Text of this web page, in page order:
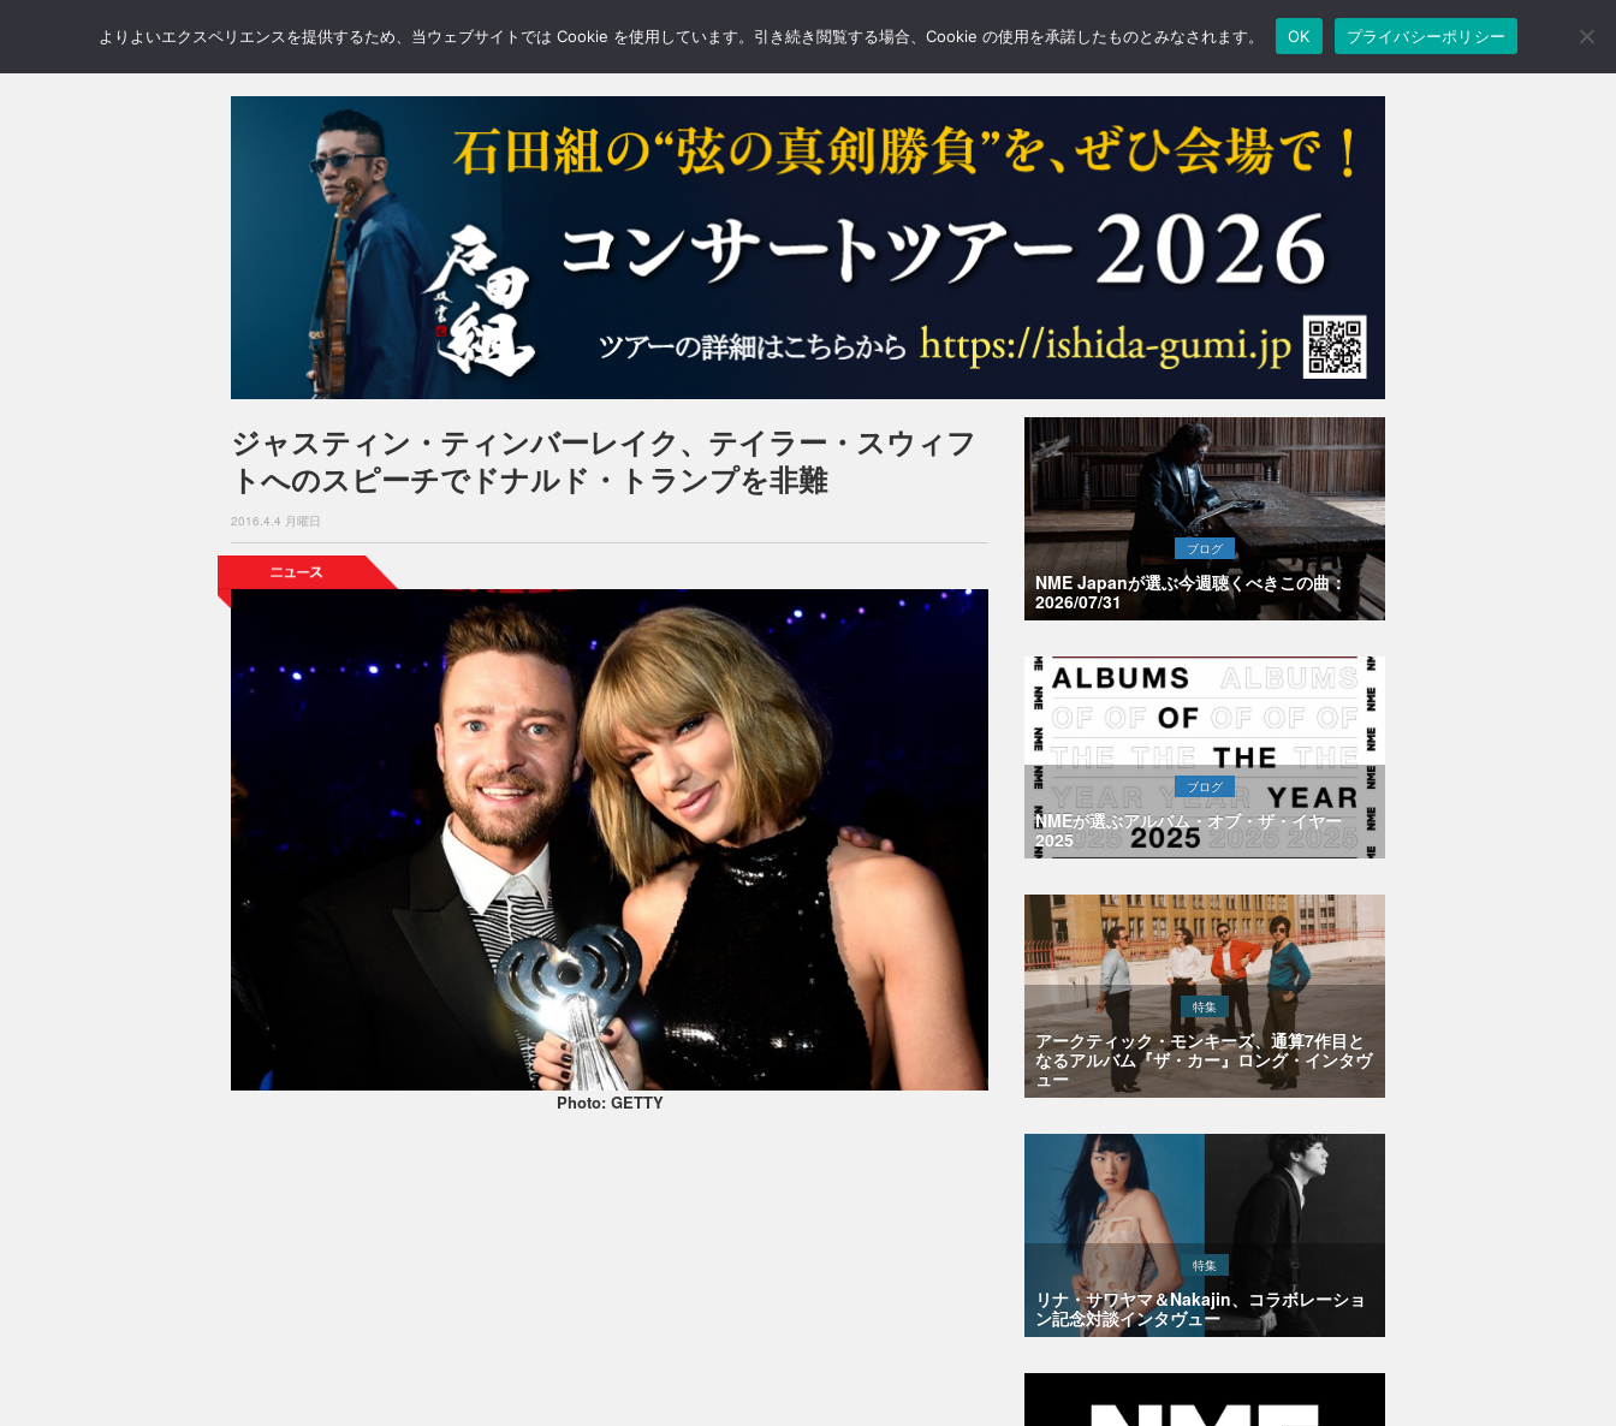
NEWS REVIEWS GALLERY BLOGS FEATURE
ジャスティン・ティンバーレイク、テイラー・スウィフ
トへのスピーチでドナルド・トランプを非難
2016.4.4 月曜日
Photo: GETTY
ブログ
NME Japanが選ぶ今週聴くべきこの曲：
2026/07/31
ブログ
NMEが選ぶアルバム・オブ・ザ・イヤー
2025
特集
アークティック・モンキーズ、通算7作目と
なるアルバム『ザ・カー』ロング・インタヴ
ュー
特集
リナ・サワヤマ＆Nakajin、コラボレーショ
ン記念対談インタヴュー
よりよいエクスペリエンスを提供するため、当ウェブサイトでは Cookie を使用しています。引き続き閲覧する場合、Cookie の使用を承諾したものとみなされます。 OK プライバシーポリシー